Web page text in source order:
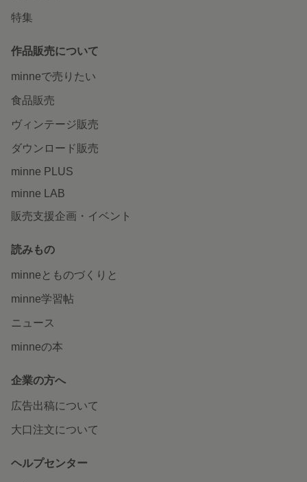
特集
作品販売について
minneで売りたい
食品販売
ヴィンテージ販売
ダウンロード販売
minne PLUS
minne LAB
販売支援企画・イベント
読みもの
minneとものづくりと
minne学習帖
ニュース
minneの本
企業の方へ
広告出稿について
大口注文について
ヘルプセンター